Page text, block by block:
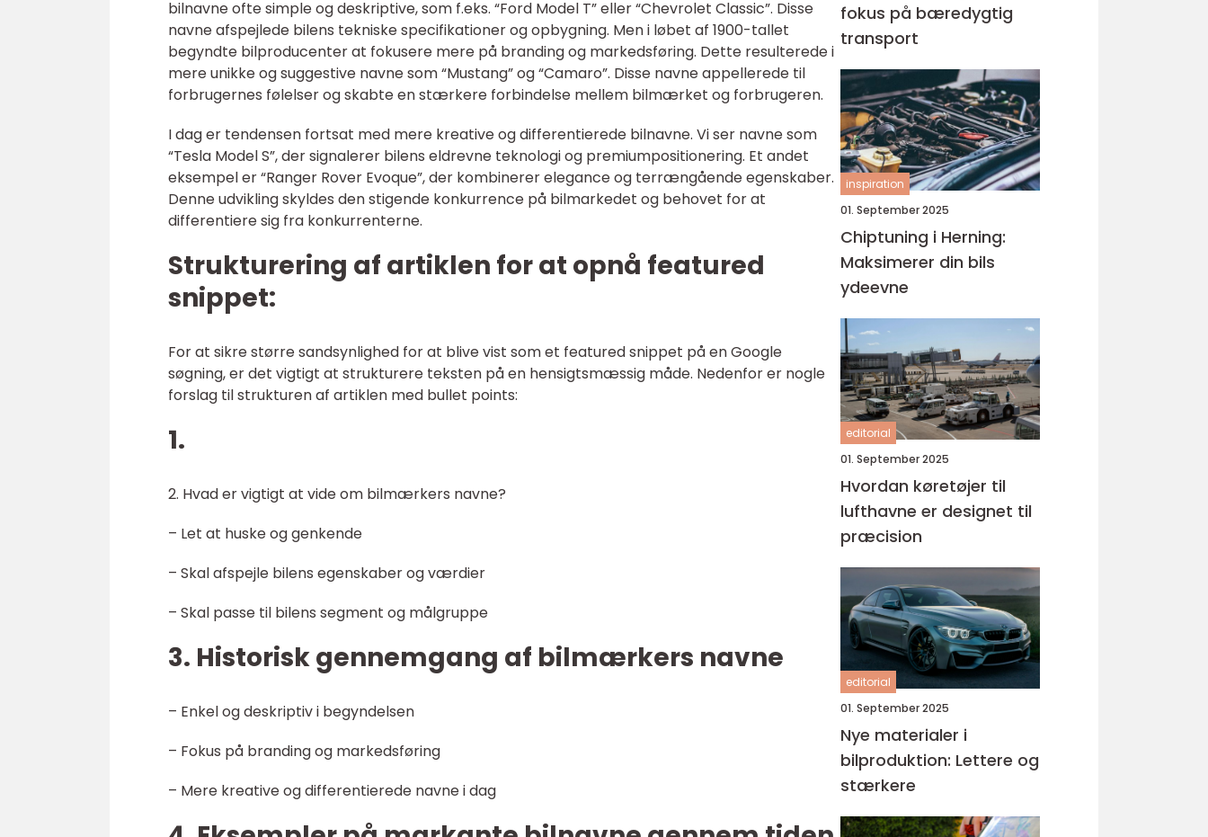
bilnavne ofte simple og deskriptive, som f.eks. “Ford Model T” eller “Chevrolet Classic”. Disse
navne afspejlede bilens tekniske specifikationer og opbygning. Men i løbet af 1900-tallet
begyndte bilproducenter at fokusere mere på branding og markedsføring. Dette resulterede i
mere unikke og suggestive navne som “Mustang” og “Camaro”. Disse navne appellerede til
forbrugernes følelser og skabte en stærkere forbindelse mellem bilmærket og forbrugeren.
I dag er tendensen fortsat med mere kreative og differentierede bilnavne. Vi ser navne som
“Tesla Model S”, der signalerer bilens eldrevne teknologi og premiumpositionering. Et andet
eksempel er “Ranger Rover Evoque”, der kombinerer elegance og terrængående egenskaber.
Denne udvikling skyldes den stigende konkurrence på bilmarkedet og behovet for at
differentiere sig fra konkurrenterne.
Strukturering af artiklen for at opnå featured
snippet:
For at sikre større sandsynlighed for at blive vist som et featured snippet på en Google
søgning, er det vigtigt at strukturere teksten på en hensigtsmæssig måde. Nedenfor er nogle
forslag til strukturen af artiklen med bullet points:
1.
2. Hvad er vigtigt at vide om bilmærkers navne?
– Let at huske og genkende
– Skal afspejle bilens egenskaber og værdier
– Skal passe til bilens segment og målgruppe
3. Historisk gennemgang af bilmærkers navne
– Enkel og deskriptiv i begyndelsen
– Fokus på branding og markedsføring
– Mere kreative og differentierede navne i dag
fokus på bæredygtig
transport
inspiration
01. September 2025
Chiptuning i Herning:
Maksimerer din bils
ydeevne
editorial
01. September 2025
Hvordan køretøjer til
lufthavne er designet til
præcision
editorial
01. September 2025
Nye materialer i
bilproduktion: Lettere og
stærkere